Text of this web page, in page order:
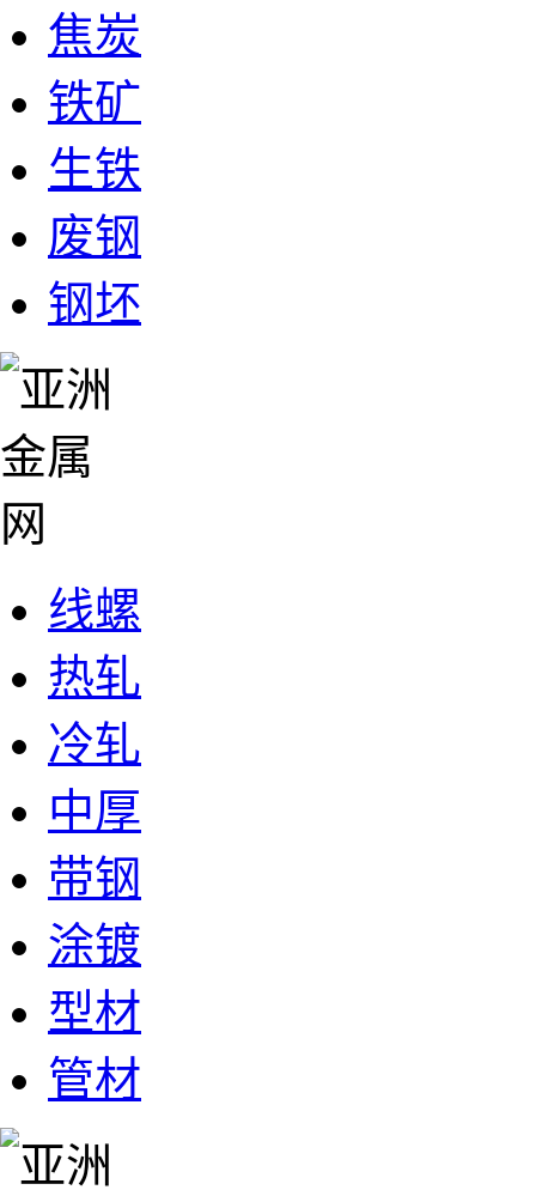
焦炭
铁矿
生铁
废钢
钢坯
线螺
热轧
冷轧
中厚
带钢
涂镀
型材
管材